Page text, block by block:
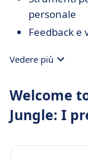
personale
Feedback e
Vedere più
Welcome
Jungle: I